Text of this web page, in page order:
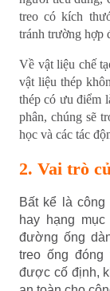
treo có kích
tránh trường hợp
Về vật liệu chế
vật liệu thép
thép có ưu điểm
phân, chúng sẽ
học và các tác
2. Vai trò
Bất kể là công
hay hạng
đường ống
treo ống
được cố định,